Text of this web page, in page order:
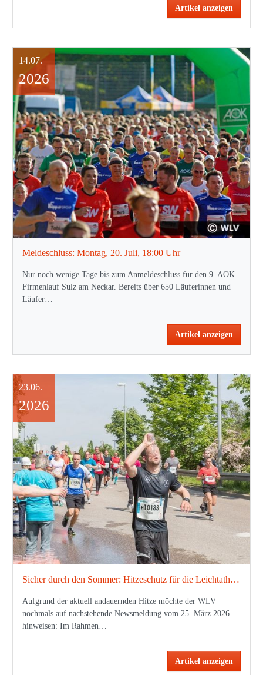
Artikel anzeigen
Meldeschluss: Montag, 20. Juli, 18:00 Uhr
Nur noch wenige Tage bis zum Anmeldeschluss für den 9. AOK
Firmenlauf Sulz am Neckar. Bereits über 650 Läuferinnen und
Läufer…
Artikel anzeigen
14.07.
2026
Sicher durch den Sommer: Hitzeschutz für die Leichtathletik-Praxis
Aufgrund der aktuell andauernden Hitze möchte der WLV
nochmals auf nachstehende Newsmeldung vom 25. März 2026
hinweisen: Im Rahmen…
Artikel anzeigen
23.06.
2026